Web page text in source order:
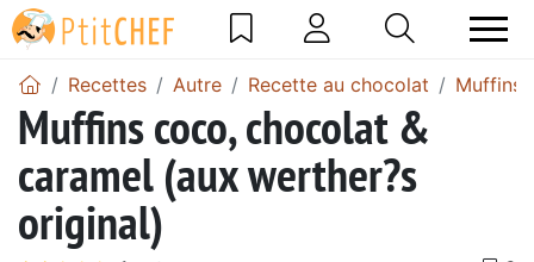
Recettes Autre Recette au chocolat Muffins
Muffins coco, chocolat &
caramel (aux werther?s
original)